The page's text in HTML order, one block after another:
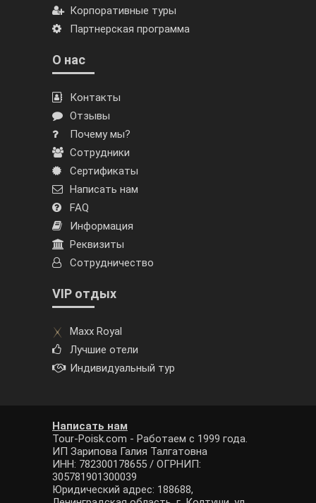
Корпоративные туры
Партнерская программа
О нас
Контакты
Отзывы
Почему мы?
Сотрудники
Сертификаты
Написать нам
FAQ
Информация
Реквизиты
Сотрудничество
VIP отдых
Maxx Royal
Лучшие отели
Индивидуальный тур
Написать нам
Tour-Poisk.com - Работаем с 1999 года.
ИП Зарипова Галия Талгатовна
ИНН: 782300178655 / ОГРНИП:
305781901300039
Юридический адрес: 188688,